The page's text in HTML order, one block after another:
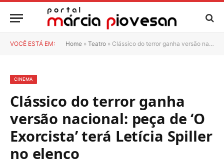
VOCÊ ESTÁ EM: Home » Teatro » Clássico do terror ganha versão nacional: peça de ‘O Exorcista’ terá Letícia Spiller no elenco
CINEMA
Clássico do terror ganha
versão nacional: peça de ‘O
Exorcista’ terá Letícia Spiller
no elenco